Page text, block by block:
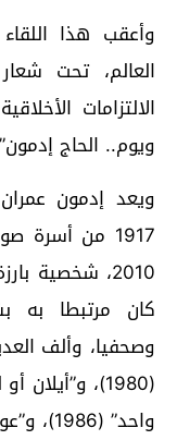
وأعقب هذا
العالم، تحت
الالتزامات
ويوم.. الحاج
ويعد إدمون
1917 من
2010، شخصية
كان مرتبطا به
وصحفيا، وألف
واحد” (1986)، و”عودة أبو الحكي” (1990).